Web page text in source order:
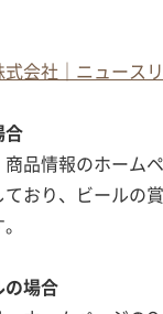
会社｜ニュース
合
品情報のホーム
おり、ビールの
場合